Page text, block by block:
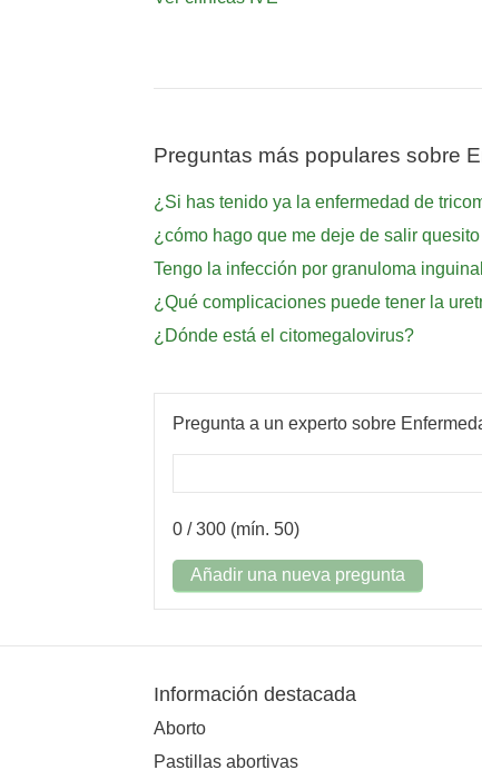
Preguntas más populares sobre
¿Si has tenido ya la enfermedad de
¿cómo hago que me deje de salir
Tengo la infección por granuloma
¿Qué complicaciones puede tener la
¿Dónde está el citomegalovirus?
Pregunta a un experto sobre
0 / 300 (mín. 50)
Añadir una nueva pregunta
Información destacada
Aborto
Pastillas abortivas